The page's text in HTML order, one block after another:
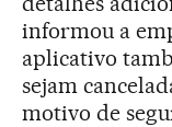
informou a
aplicativo
sejam
motivo de